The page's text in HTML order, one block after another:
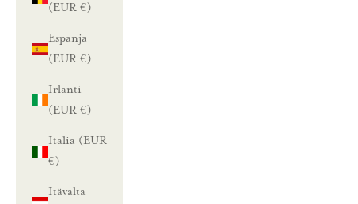
(EUR €)
Espanja
(EUR €)
Irlanti
(EUR €)
Italia (EUR
€)
Itävalta